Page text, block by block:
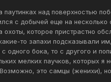
над поверхностью
с добычей еще на несколько
которое пристрастно
то запахи подсказывали
одного бока, то с другого и
мелких паучков, которых я
это самцы (женихи),